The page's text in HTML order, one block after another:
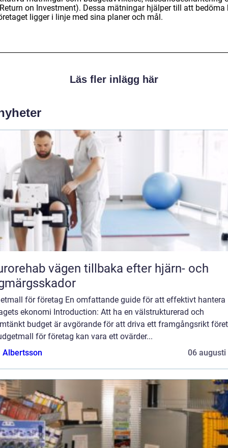
on Investment). Dessa mätningar hjälper till att bedöma
ligger i linje med sina planer och mål.
Läs fler inlägg här
tillbaka efter hjärn- och
för företag En omfattande guide för att effektivt hantera
ekonomi Introduction: Att ha en välstrukturerad och
budget är avgörande för att driva ett framgångsrikt
för företag kan vara ett ovärder...
Albertsson
06 augusti